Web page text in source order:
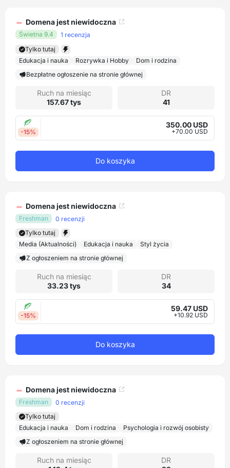
Domena jest niewidoczna
Świetna 9.4
1 recenzja
Tylko tutaj
Edukacja i nauka
Rozrywka i Hobby
Dom i rodzina
Bezpłatne ogłoszenie na stronie głównej
Ruch na miesiąc
157.67 tys
DR
41
-15%
350.00 USD
+70.00 USD
Do koszyka
Domena jest niewidoczna
Freshman
0 recenzji
Tylko tutaj
Media (Aktualności)
Edukacja i nauka
Styl życia
Z ogłoszeniem na stronie głównej
Ruch na miesiąc
33.23 tys
DR
34
-15%
59.47 USD
+10.92 USD
Do koszyka
Domena jest niewidoczna
Freshman
0 recenzji
Tylko tutaj
Edukacja i nauka
Dom i rodzina
Psychologia i rozwój osobisty
Z ogłoszeniem na stronie głównej
Ruch na miesiąc
DR